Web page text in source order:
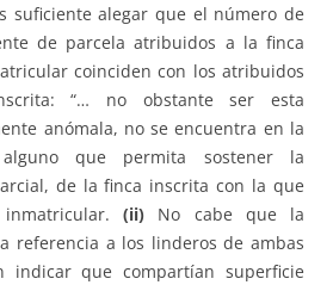
suficiente alegar que el número de
de parcela atribuidos a la finca
coinciden con los atribuidos
“… no obstante ser esta
anómala, no se encuentra en la
que permita sostener la
de la finca inscrita con la que
(ii) No cabe que la
referencia a los linderos de ambas
indicar que compartían superficie